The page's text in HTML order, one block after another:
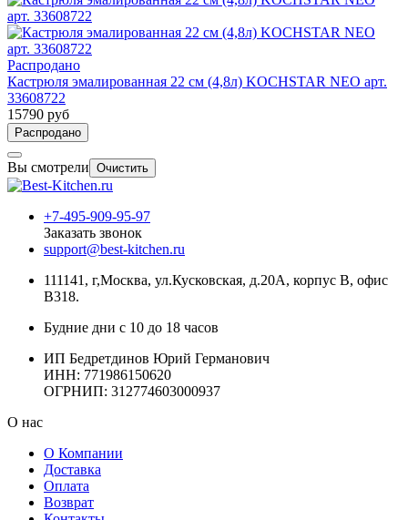
Распродано
Кастрюля эмалированная 22 см (4,8л) KOCHSTAR NEO арт.
33608722
15790 руб
Распродано
Вы смотрели Очистить
+7-495-909-95-97
Заказать звонок
support@best-kitchen.ru
111141, г,Москва, ул.Кусковская, д.20А, корпус В, офис
В318.
Будние дни с 10 до 18 часов
ИП Бедретдинов Юрий Германович
ИНН: 771986150620
ОГРНИП: 312774603000937
О нас
О Компании
Доставка
Оплата
Возврат